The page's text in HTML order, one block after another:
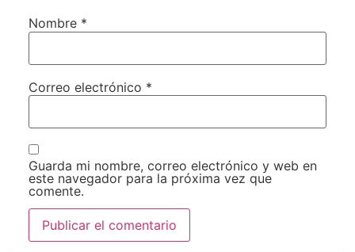
Nombre *
Correo electrónico *
Guarda mi nombre, correo electrónico y web en
este navegador para la próxima vez que
comente.